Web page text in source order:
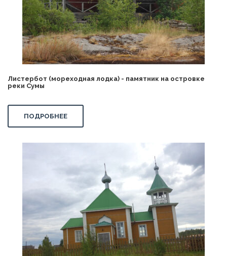
Листербот (мореходная лодка) - памятник на островке
реки Сумы
ПОДРОБНЕЕ